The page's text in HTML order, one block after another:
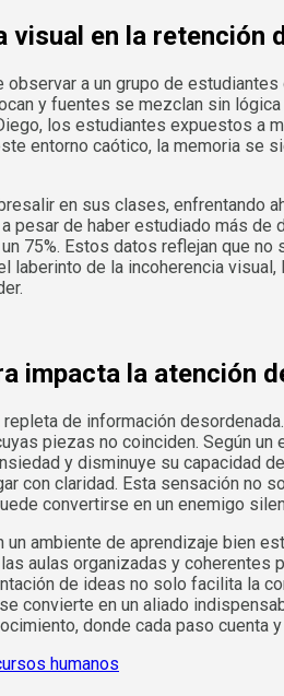
visual en la retención
observar a un grupo de
y fuentes se mezclan sin
los estudiantes expuestos a
entorno caótico, la memoria se
en sus clases,
pesar de haber estudiado más
75%. Estos datos reflejan que
laberinto de la incoherencia
impacta la atención
de información
piezas no coinciden. Según
y disminuye su capacidad
con claridad. Esta sensación no
convertirse en un enemigo
ambiente de aprendizaje bien
aulas organizadas y coherentes
de ideas no solo facilita la
convierte en un aliado
donde cada paso cuenta